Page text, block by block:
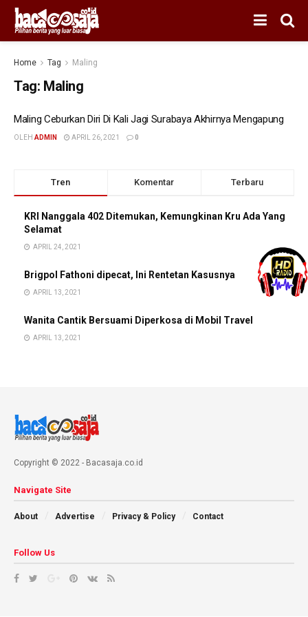
Home Tag Maling
Tag: Maling
Maling Ceburkan Diri Di Kali Jagi Surabaya Akhirnya Mengapung
OLEH ADMIN APRIL 26, 2021 0
Tren Komentar Terbaru
KRI Nanggala 402 Ditemukan, Kemungkinan Kru Ada Yang
Selamat
APRIL 24, 2021
Brigpol Fathoni dipecat, Ini Rentetan Kasusnya
APRIL 13, 2021
Wanita Cantik Bersuami Diperkosa di Mobil Travel
APRIL 13, 2021
Copyright © 2022 - Bacasaja.co.id
Navigate Site
About Advertise Privacy & Policy Contact
Follow Us